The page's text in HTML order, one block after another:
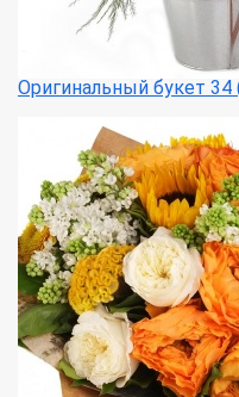
Оригинальный букет